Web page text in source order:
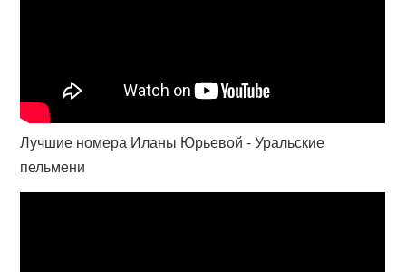
Лучшие номера Иланы Юрьевой - Уральские
пельмени